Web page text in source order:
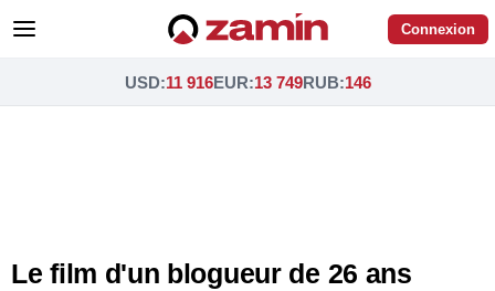
Connexion
USD:11 916EUR:13 749RUB:146
Le film d'un blogueur de 26 ans